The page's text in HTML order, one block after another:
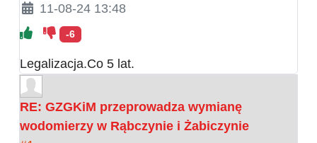
11-08-24 13:48
-6
Legalizacja.Co 5 lat.
RE: GZGKiM przeprowadza wymianę
wodomierzy w Rąbczynie i Żabiczynie